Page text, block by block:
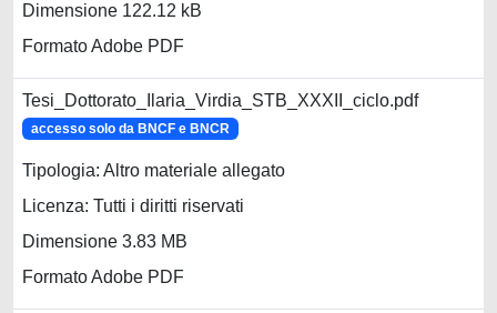
Dimensione 122.12 kB
Formato Adobe PDF
Tesi_Dottorato_Ilaria_Virdia_STB_XXXII_ciclo.pdf
accesso solo da BNCF e BNCR
Tipologia: Altro materiale allegato
Licenza: Tutti i diritti riservati
Dimensione 3.83 MB
Formato Adobe PDF